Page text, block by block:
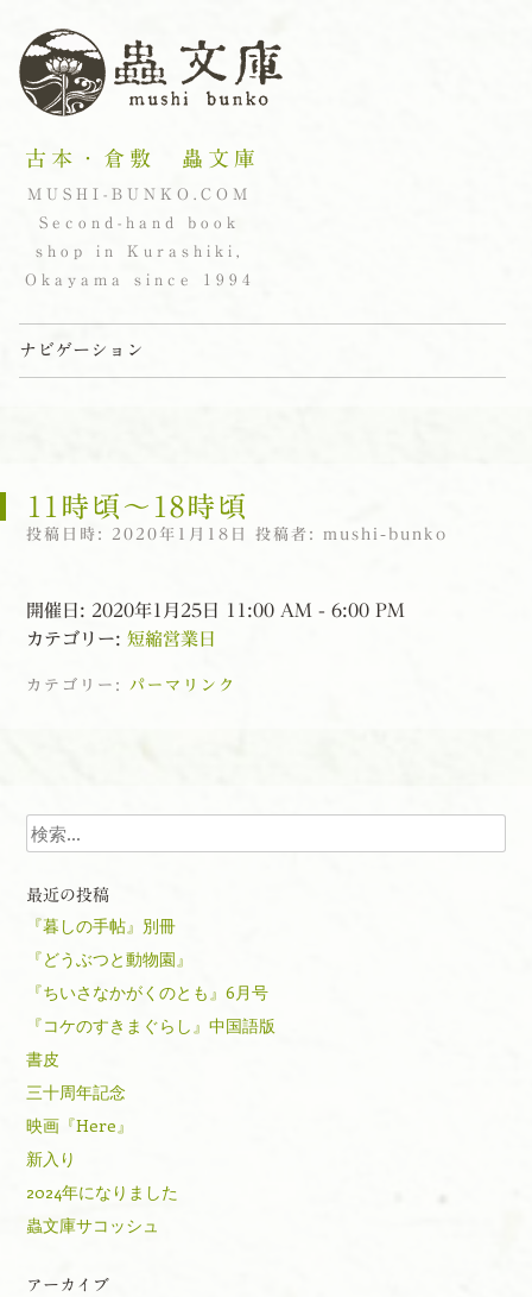
古本・倉敷 蟲文庫
MUSHI-BUNKO.COM
Second-hand book
shop in Kurashiki,
Okayama since 1994
ナビゲーション
11時頃〜18時頃
投稿日時: 2020年1月18日 投稿者: mushi-bunko
開催日: 2020年1月25日 11:00 AM - 6:00 PM
カテゴリー: 短縮営業日
カテゴリー: パーマリンク
検索
最近の投稿
『暮しの手帖』別冊
『どうぶつと動物園』
『ちいさなかがくのとも』6月号
『コケのすきまぐらし』中国語版
書皮
三十周年記念
映画『Here』
新入り
2024年になりました
蟲文庫サコッシュ
アーカイブ